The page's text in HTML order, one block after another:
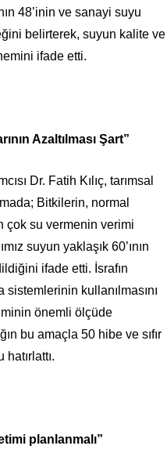
48’inin ve sanayi suyu
belirterek, suyun kalite ve
ifade etti.
Azaltılması Şart”
Dr. Fatih Kılıç, tarımsal
Bitkilerin, normal
çok su vermenin verimi
suyun yaklaşık 60’ının
ifade etti. İsrafın
kullanılmasını
önemli ölçüde
bu amaçla 50 hibe ve sıfır
planlanmalı”